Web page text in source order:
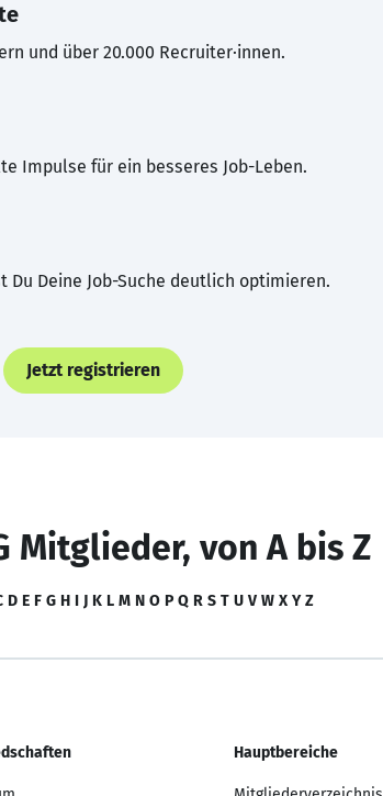
und über 20.000 Recruiter·innen.
Impulse für ein besseres Job-Leben.
Du Deine Job-Suche deutlich optimieren.
Jetzt registrieren
Mitglieder, von A bis Z
D E F G H I J K L M N O P Q R S T U V W X Y Z
Hauptbereiche